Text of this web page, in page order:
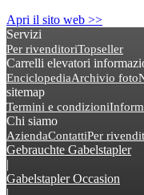
Apri il sito web >>
Servizi
Per rivenditoriTopseller
Carrelli elevatori
EnciclopediaArchivio foto
sitemap
Termini e condizioni
Chi siamo
AziendaContattiPer
Gebrauchte Gabelstapler
|
Gabelstapler Occasion